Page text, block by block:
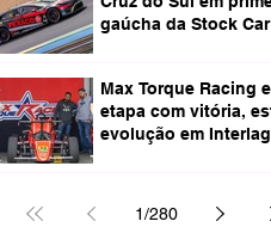
gaúcha da Stock
Max Torque Racing
etapa com vitória,
evolução em
1/280